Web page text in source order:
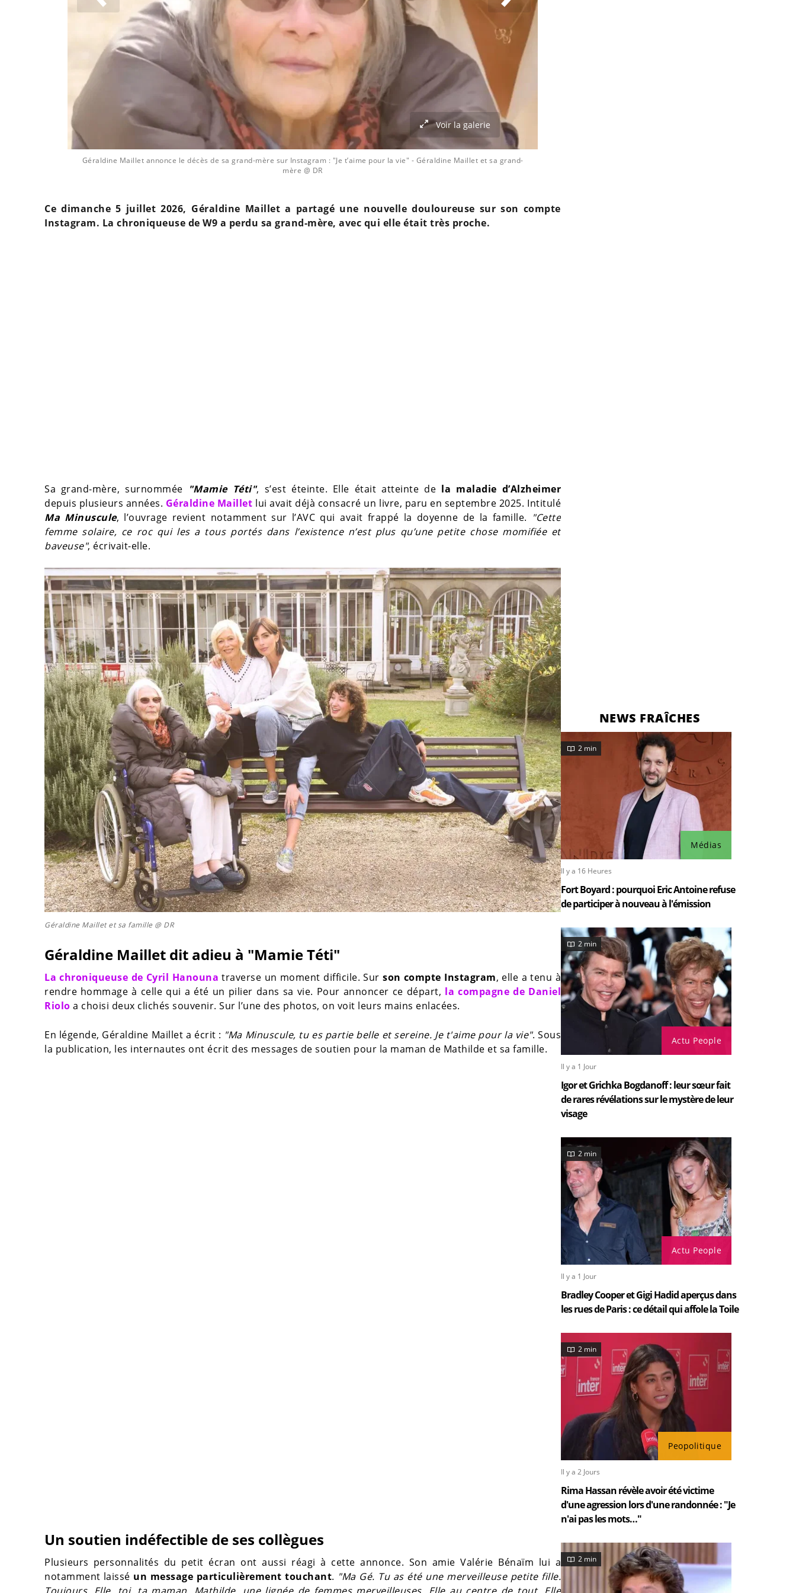
Géraldine Maillet annonce le décès de sa grand-mère sur Instagram : "Je t’aime pour la vie" - Géraldine Maillet et sa grand-
mère @ DR
Voir la galerie
Ce dimanche 5 juillet 2026, Géraldine Maillet a partagé une nouvelle douloureuse sur son compte
Instagram. La chroniqueuse de W9 a perdu sa grand-mère, avec qui elle était très proche.
Sa grand-mère, surnommée "Mamie Téti", s’est éteinte. Elle était atteinte de la maladie d’Alzheimer
depuis plusieurs années. Géraldine Maillet lui avait déjà consacré un livre, paru en septembre 2025. Intitulé
Ma Minuscule, l’ouvrage revient notamment sur l’AVC qui avait frappé la doyenne de la famille. "Cette
femme solaire, ce roc qui les a tous portés dans l’existence n’est plus qu’une petite chose momifiée et
baveuse", écrivait-elle.
Géraldine Maillet et sa famille @ DR
Géraldine Maillet dit adieu à "Mamie Téti"
La chroniqueuse de Cyril Hanouna traverse un moment difficile. Sur son compte Instagram, elle a tenu à
rendre hommage à celle qui a été un pilier dans sa vie. Pour annoncer ce départ, la compagne de Daniel
Riolo a choisi deux clichés souvenir. Sur l’une des photos, on voit leurs mains enlacées.
En légende, Géraldine Maillet a écrit : "Ma Minuscule, tu es partie belle et sereine. Je t'aime pour la vie". Sous
la publication, les internautes ont écrit des messages de soutien pour la maman de Mathilde et sa famille.
Un soutien indéfectible de ses collègues
Plusieurs personnalités du petit écran ont aussi réagi à cette annonce. Son amie Valérie Bénaïm lui a
notamment laissé un message particulièrement touchant. "Ma Gé. Tu as été une merveilleuse petite fille.
NEWS FRAÎCHES
Médias
2 min
Il y a 16 Heures
Fort Boyard : pourquoi Eric Antoine refuse
de participer à nouveau à l'émission
Actu People
2 min
Il y a 1 Jour
Igor et Grichka Bogdanoff : leur sœur fait
de rares révélations sur le mystère de leur
visage
Actu People
2 min
Il y a 1 Jour
Bradley Cooper et Gigi Hadid aperçus dans
les rues de Paris : ce détail qui affole la Toile
Peopolitique
2 min
Il y a 2 Jours
Rima Hassan révèle avoir été victime
d'une agression lors d'une randonnée : "Je
n'ai pas les mots…"
2 min